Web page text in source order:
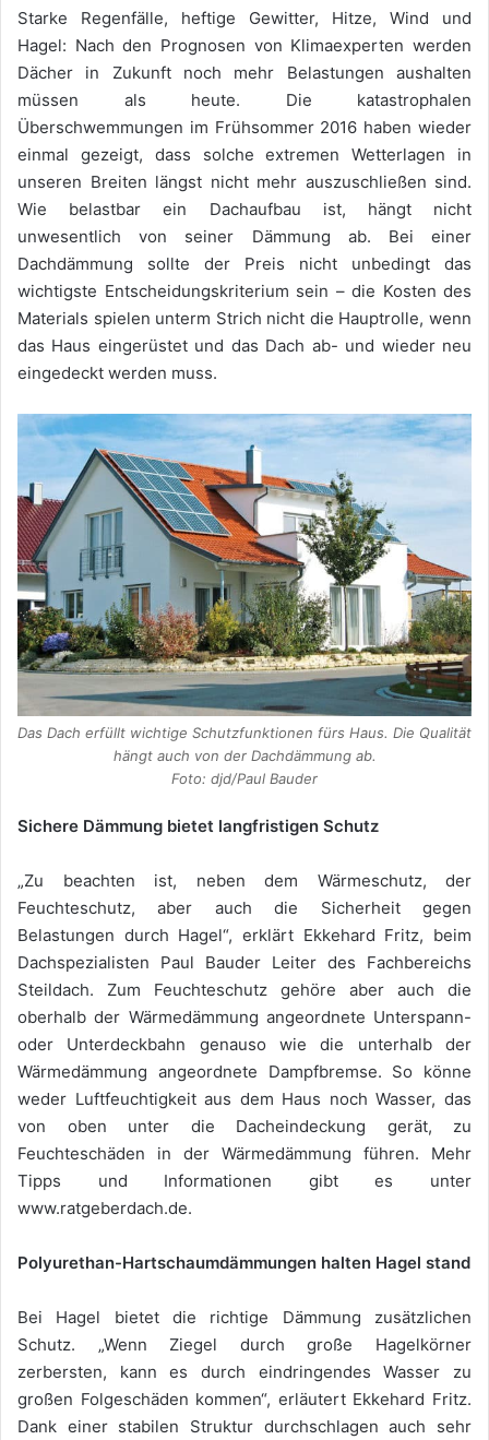
Starke Regenfälle, heftige Gewitter, Hitze, Wind und
Hagel: Nach den Prognosen von Klimaexperten werden
Dächer in Zukunft noch mehr Belastungen aushalten
müssen als heute. Die katastrophalen
Überschwemmungen im Frühsommer 2016 haben wieder
einmal gezeigt, dass solche extremen Wetterlagen in
unseren Breiten längst nicht mehr auszuschließen sind.
Wie belastbar ein Dachaufbau ist, hängt nicht
unwesentlich von seiner Dämmung ab. Bei einer
Dachdämmung sollte der Preis nicht unbedingt das
wichtigste Entscheidungskriterium sein – die Kosten des
Materials spielen unterm Strich nicht die Hauptrolle, wenn
das Haus eingerüstet und das Dach ab- und wieder neu
eingedeckt werden muss.
Das Dach erfüllt wichtige Schutzfunktionen fürs Haus. Die Qualität
hängt auch von der Dachdämmung ab.
Foto: djd/Paul Bauder
Sichere Dämmung bietet langfristigen Schutz
„Zu beachten ist, neben dem Wärmeschutz, der
Feuchteschutz, aber auch die Sicherheit gegen
Belastungen durch Hagel“, erklärt Ekkehard Fritz, beim
Dachspezialisten Paul Bauder Leiter des Fachbereichs
Steildach. Zum Feuchteschutz gehöre aber auch die
oberhalb der Wärmedämmung angeordnete Unterspann-
oder Unterdeckbahn genauso wie die unterhalb der
Wärmedämmung angeordnete Dampfbremse. So könne
weder Luftfeuchtigkeit aus dem Haus noch Wasser, das
von oben unter die Dacheindeckung gerät, zu
Feuchteschäden in der Wärmedämmung führen. Mehr
Tipps und Informationen gibt es unter
www.ratgeberdach.de.
Polyurethan-Hartschaumdämmungen halten Hagel stand
Bei Hagel bietet die richtige Dämmung zusätzlichen
Schutz. „Wenn Ziegel durch große Hagelkörner
zerbersten, kann es durch eindringendes Wasser zu
großen Folgeschäden kommen“, erläutert Ekkehard Fritz.
Dank einer stabilen Struktur durchschlagen auch sehr